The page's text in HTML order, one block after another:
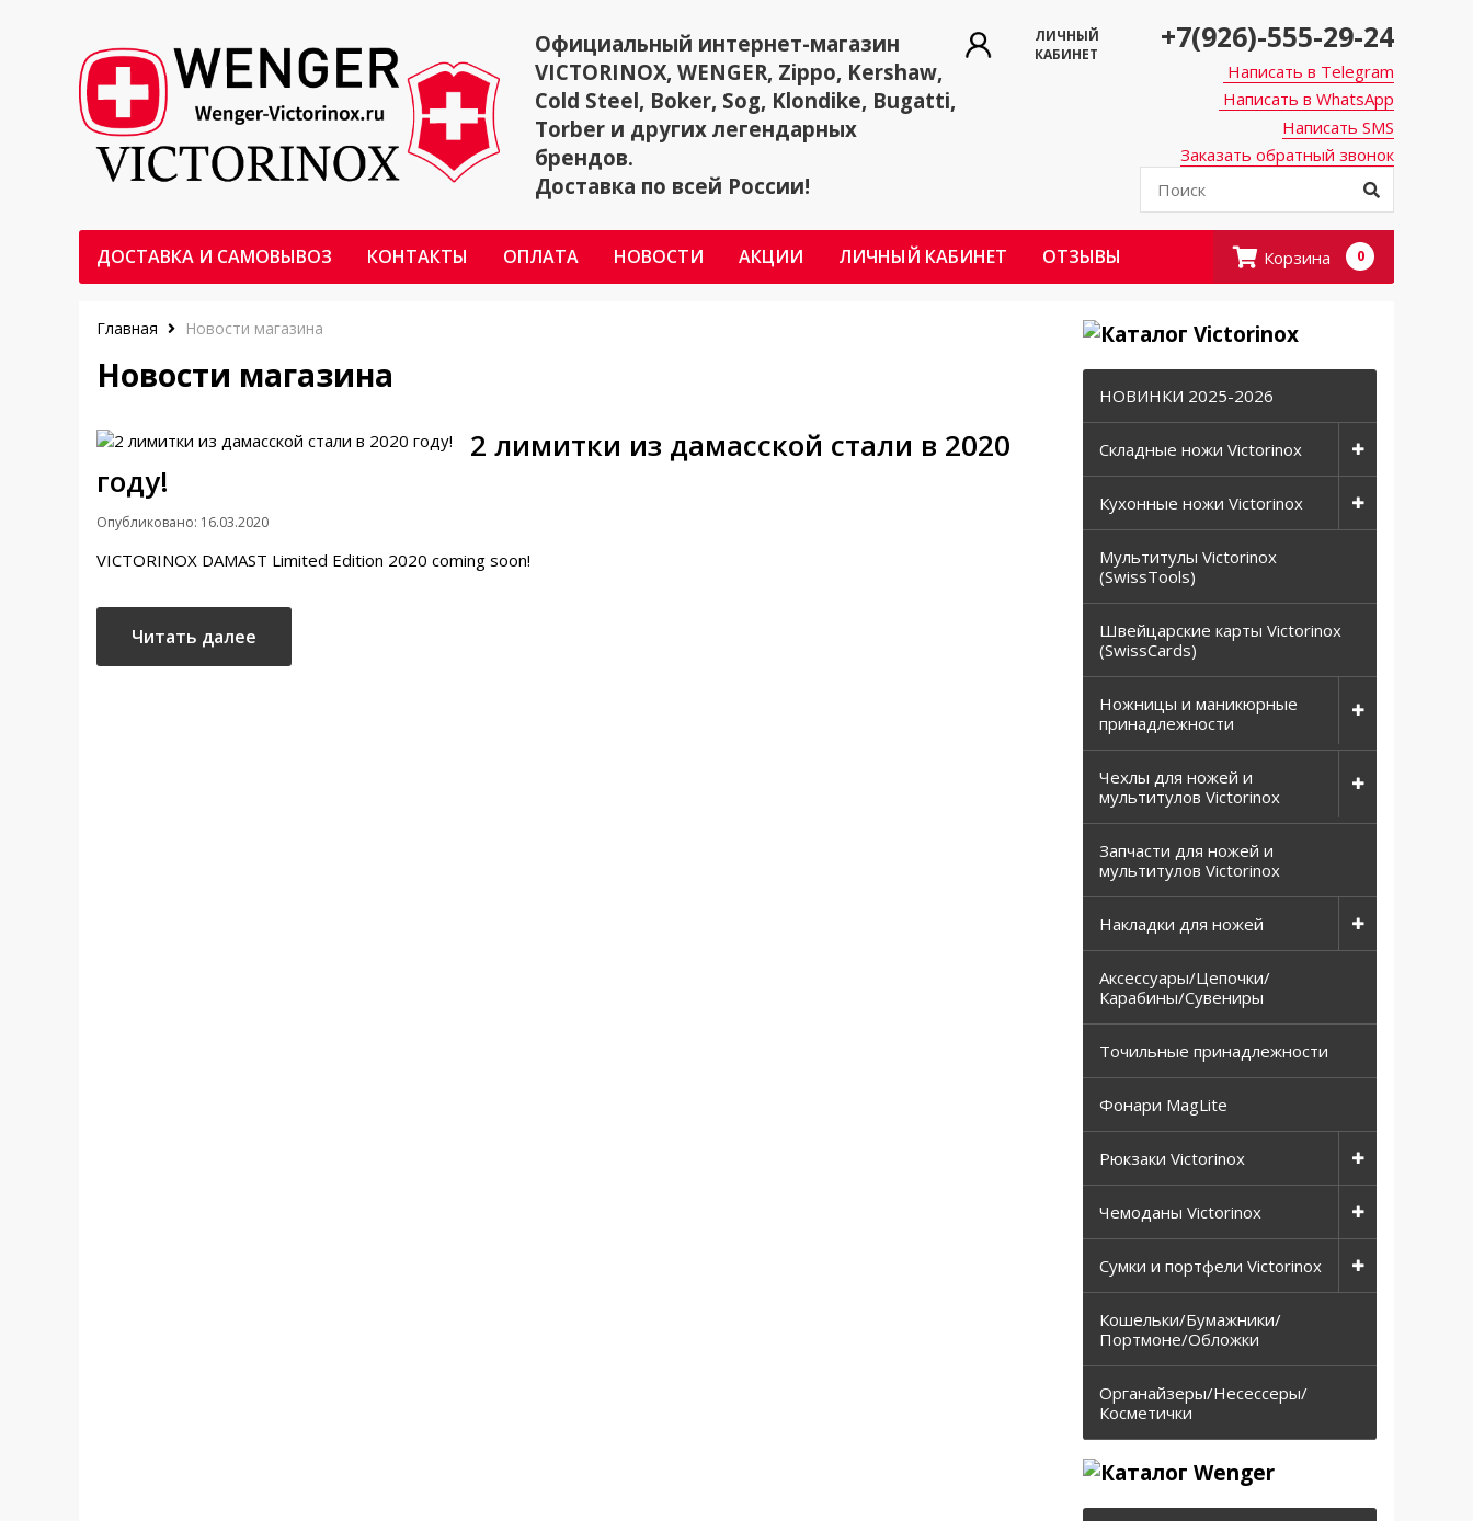
Официальный интернет-магазин
VICTORINOX, WENGER, Zippo, Kershaw,
Cold Steel, Boker, Sog, Klondike, Bugatti,
Torber и других легендарных
брендов.
Доставка по всей России!
ЛИЧНЫЙ
КАБИНЕТ
+7(926)-555-29-24
Написать в Telegram
Написать в WhatsApp
Написать SMS
Заказать обратный звонок
ДОСТАВКА И САМОВЫВОЗ КОНТАКТЫ ОПЛАТА НОВОСТИ АКЦИИ ЛИЧНЫЙ КАБИНЕТ ОТЗЫВЫ Корзина 0
НОВИНКИ 2025-2026
Складные ножи Victorinox
Кухонные ножи Victorinox
Мультитулы Victorinox
(SwissTools)
Швейцарские карты Victorinox
(SwissCards)
Ножницы и маникюрные
принадлежности
Чехлы для ножей и
мультитулов Victorinox
Запчасти для ножей и
мультитулов Victorinox
Накладки для ножей
Аксессуары/Цепочки/
Карабины/Сувениры
Точильные принадлежности
Фонари MagLite
Рюкзаки Victorinox
Чемоданы Victorinox
Сумки и портфели Victorinox
Кошельки/Бумажники/
Портмоне/Обложки
Органайзеры/Несессеры/
Косметички
Главная Новости магазина
Новости магазина
2 лимитки из дамасской стали в 2020
году!
Опубликовано: 16.03.2020
VICTORINOX DAMAST Limited Edition 2020 coming soon!
Читать далее